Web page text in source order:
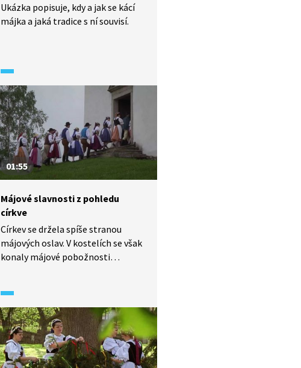
Ukázka popisuje, kdy a jak se kácí
májka a jaká tradice s ní souvisí.
01:55
Májové slavnosti z pohledu
církve
Církev se držela spíše stranou
májových oslav. V kostelích se však
konaly májové pobožnosti
vysvětluje také, kde se vzalo rčení
„v máji na máry“.